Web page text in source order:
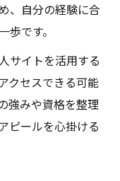
、自分の経験に合
です。
サイトを活用する
クセスできる可能
強みや資格を整理
ピールを心掛ける